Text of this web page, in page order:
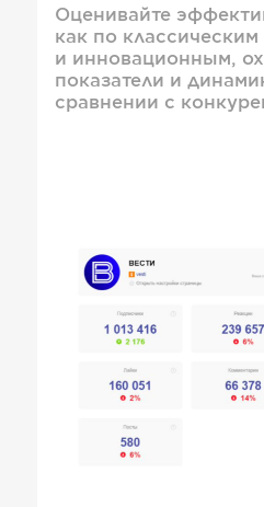
Оценивайте
как по классическим
и инновационным,
показатели и
сравнении с